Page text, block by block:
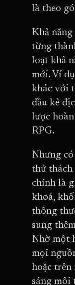
là theo
Khả
từng
loạt khả
mới. Ví
khác với
đầu kẻ
lược
RPG.
Nhưng
thử
chính là
khoá,
thông
sung
Nhờ một
mọi
hoặc trên
sáng môi